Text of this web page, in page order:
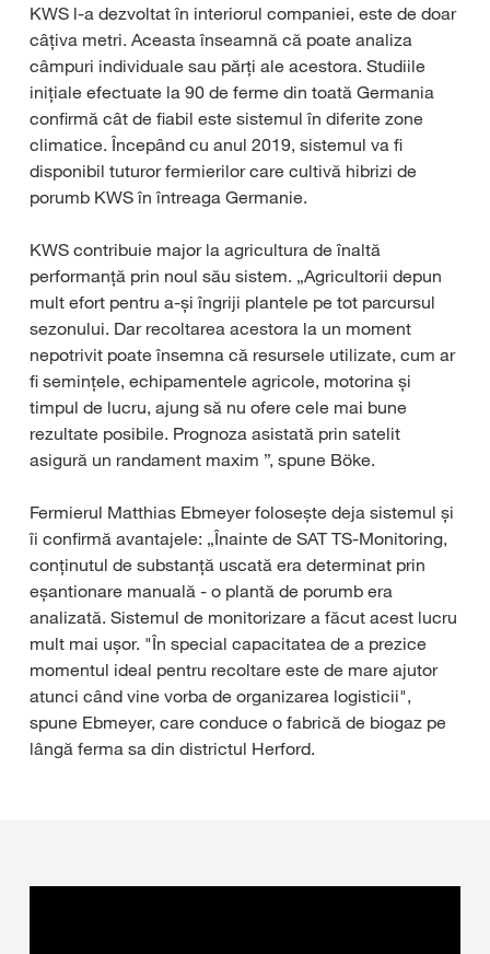
KWS l-a dezvoltat în interiorul companiei, este de doar
câțiva metri. Aceasta înseamnă că poate analiza
câmpuri individuale sau părți ale acestora. Studiile
inițiale efectuate la 90 de ferme din toată Germania
confirmă cât de fiabil este sistemul în diferite zone
climatice. Începând cu anul 2019, sistemul va fi
disponibil tuturor fermierilor care cultivă hibrizi de
porumb KWS în întreaga Germanie.
KWS contribuie major la agricultura de înaltă
performanță prin noul său sistem. „Agricultorii depun
mult efort pentru a-și îngriji plantele pe tot parcursul
sezonului. Dar recoltarea acestora la un moment
nepotrivit poate însemna că resursele utilizate, cum ar
fi semințele, echipamentele agricole, motorina și
timpul de lucru, ajung să nu ofere cele mai bune
rezultate posibile. Prognoza asistată prin satelit
asigură un randament maxim ”, spune Böke.
Fermierul Matthias Ebmeyer folosește deja sistemul și
îi confirmă avantajele: „Înainte de SAT TS-Monitoring,
conținutul de substanță uscată era determinat prin
eșantionare manuală - o plantă de porumb era
analizată. Sistemul de monitorizare a făcut acest lucru
mult mai ușor. "În special capacitatea de a prezice
momentul ideal pentru recoltare este de mare ajutor
atunci când vine vorba de organizarea logisticii",
spune Ebmeyer, care conduce o fabrică de biogaz pe
lângă ferma sa din districtul Herford.